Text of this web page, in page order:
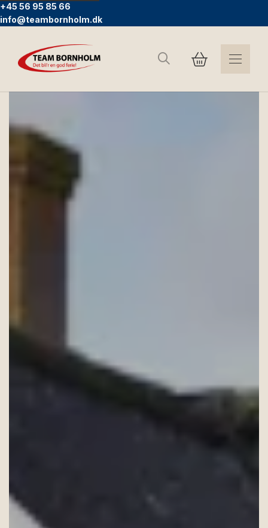
+45 56 95 85 66
info@teambornholm.dk
Suchen